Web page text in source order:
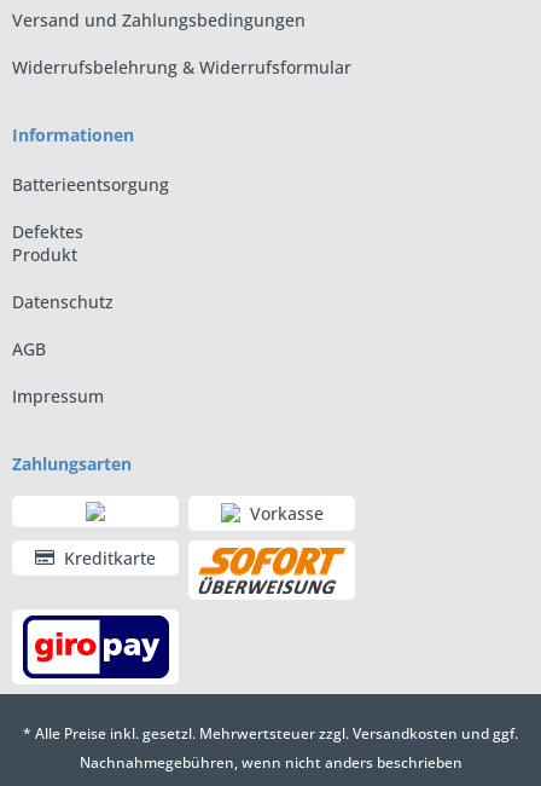
Versand und Zahlungsbedingungen
Widerrufsbelehrung & Widerrufsformular
Informationen
Batterieentsorgung
Defektes
Produkt
Datenschutz
AGB
Impressum
Zahlungsarten
Vorkasse
Kreditkarte
* Alle Preise inkl. gesetzl. Mehrwertsteuer zzgl.Versandkosten und ggf.
Nachnahmegebühren, wenn nicht anders beschrieben